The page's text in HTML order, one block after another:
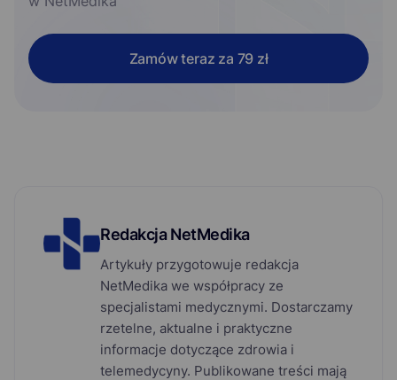
Zamów teraz za 79 zł
Redakcja NetMedika
Artykuły przygotowuje redakcja
NetMedika we współpracy ze
specjalistami medycznymi. Dostarczamy
rzetelne, aktualne i praktyczne
informacje dotyczące zdrowia i
telemedycyny. Publikowane treści mają